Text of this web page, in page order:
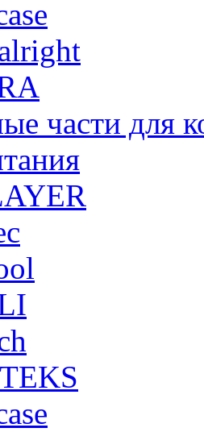
части для